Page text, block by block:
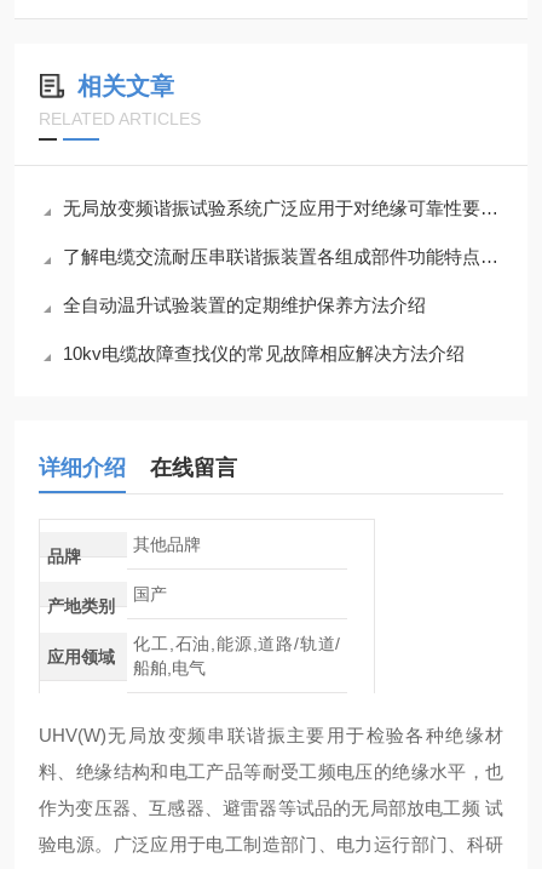
相关文章
RELATED ARTICLES
无局放变频谐振试验系统广泛应用于对绝缘可靠性要求高的关键领域
了解电缆交流耐压串联谐振装置各组成部件功能特点才能更好的使用它
全自动温升试验装置的定期维护保养方法介绍
10kv电缆故障查找仪的常见故障相应解决方法介绍
详细介绍 在线留言
品牌
其他品牌
产地类别
国产
应用领域
化工,石油,能源,道路/轨道/
船舶,电气
UHV(W)无局放变频串联谐振主要用于检验各种绝缘材
料、绝缘结构和电工产品等耐受工频电压的绝缘水平，也
作为变压器、互感器、避雷器等试品的无局部放电工频 试
验电源。广泛应用于电工制造部门、电力运行部门、科研